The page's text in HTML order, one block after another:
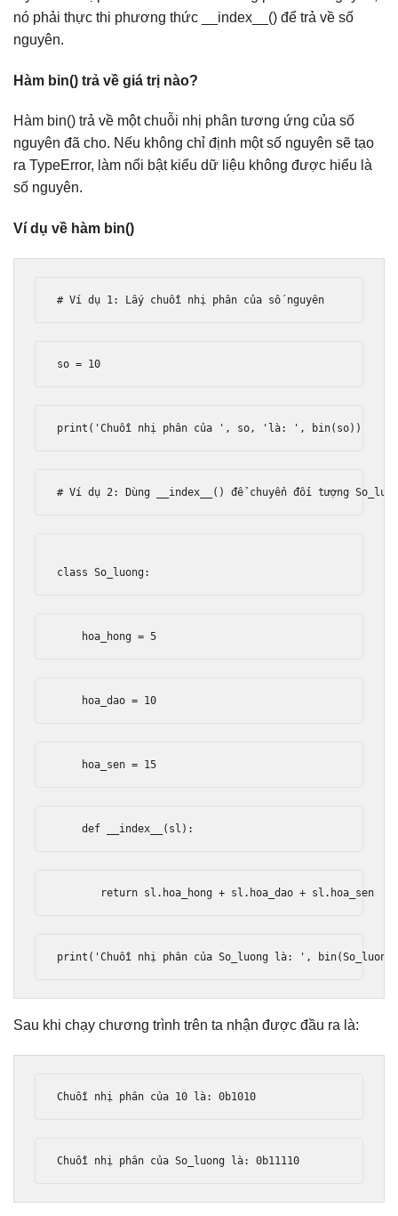
nó phải thực thi phương thức __index__() để trả về số
nguyên.
Hàm bin() trả về giá trị nào?
Hàm bin() trả về một chuỗi nhị phân tương ứng của số
nguyên đã cho. Nếu không chỉ định một số nguyên sẽ tạo
ra TypeError, làm nổi bật kiểu dữ liệu không được hiểu là
số nguyên.
Ví dụ về hàm bin()
# Ví dụ 1: Lấy chuỗi nhị phân của số nguyên
so = 10
print ( 'Chuỗi nhị phân của ' , so, 'là: ' , bin( so))
# Ví dụ 2: Dùng __index__() để chuyển đối tượng
class So_luong:
    hoa_hong
= 5
    hoa_dao
= 10
    hoa_sen
= 15
def __index__ ( sl ):
return sl . hoa_hong + sl . hoa_dao + sl . hoa_sen
print ( 'Chuỗi nhị phân của So_luong là: ' , bin(So_luong
Sau khi chạy chương trình trên ta nhận được đầu ra là:
Chuỗi nhị phân của 10 là: 0b1010
Chuỗi nhị phân của So_luong là: 0b11110